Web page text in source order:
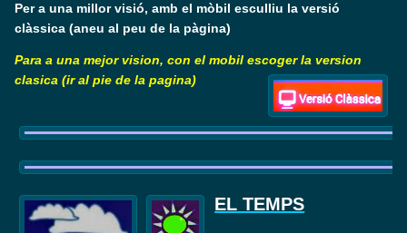
Per a una millor visió, amb el mòbil esculliu la versió
clàssica (aneu al peu de la pàgina)
Para a una mejor vision, con el mobil escoger la version
clasica (ir al pie de la pagina)
EL TEMPS